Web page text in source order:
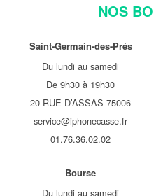
NOS
Saint-Germain-des-Prés
Du lundi au samedi
De 9h30 à 19h30
20 RUE D’ASSAS 75006
service@iphonecasse.fr
01.76.36.02.02
Bourse
Du lundi au samedi